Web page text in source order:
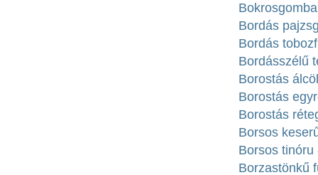
Bordás
Bordás
Bordásszélű
Borostás
Borostás
Borostás
Borsos
Borsos tinóru
Borzastönkű